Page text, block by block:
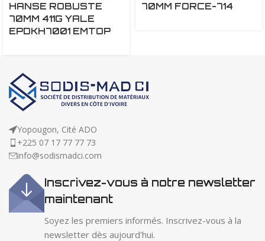
HANSE ROBUSTE
70MM 411G YALE
EPDKH7001 EMTOP
70MM FORCE-714
Yopougon, Cité ADO
+225 07 17 77 77 73
info@sodismadci.com
Inscrivez-vous à notre newsletter
maintenant
Soyez les premiers informés. Inscrivez-vous à la
newsletter dès aujourd'hui.